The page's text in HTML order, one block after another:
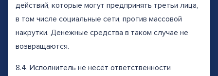
действий, которые могут предпринять третьи лица,
в том числе социальные сети, против массовой
накрутки. Денежные средства в таком случае не
возвращаются.
8.4. Исполнитель не несёт ответственности